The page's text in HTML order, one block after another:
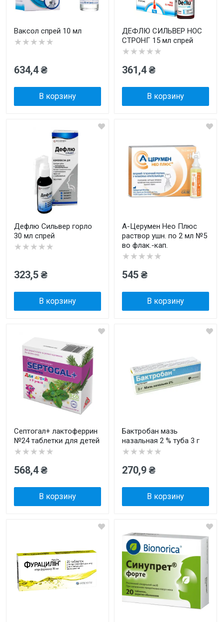
Ваксол спрей 10 мл
★★★★★
634,4 ₴
В корзину
ДЕФЛЮ СИЛЬВЕР НОС
СТРОНГ 15 мл спрей
★★★★★
361,4 ₴
В корзину
Дефлю Сильвер горло
30 мл спрей
★★★★★
323,5 ₴
В корзину
А-Церумен Нео Плюс
раствор ушн. по 2 мл №5
во флак.-кап.
★★★★★
545 ₴
В корзину
Септогал+ лактоферрин
№24 таблетки для детей
★★★★★
568,4 ₴
В корзину
Бактробан мазь
назальная 2 % туба 3 г
★★★★★
270,9 ₴
В корзину